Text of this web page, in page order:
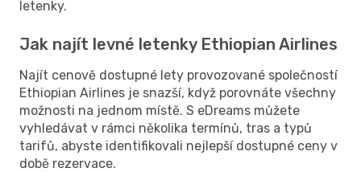
letenky.
Jak najít levné letenky Ethiopian Airlines
Najít cenově dostupné lety provozované společností
Ethiopian Airlines je snazší, když porovnáte všechny
možnosti na jednom místě. S eDreams můžete
vyhledávat v rámci několika termínů, tras a typů
tarifů, abyste identifikovali nejlepší dostupné ceny v
době rezervace.